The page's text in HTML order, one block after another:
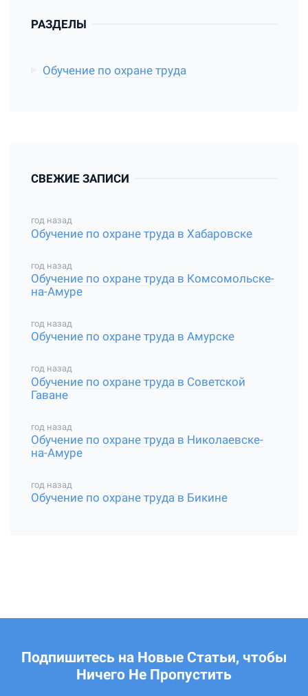
РАЗДЕЛЫ
Обучение по охране труда
СВЕЖИЕ ЗАПИСИ
год назад
Обучение по охране труда в Хабаровске
год назад
Обучение по охране труда в Комсомольске-
на-Амуре
год назад
Обучение по охране труда в Амурске
год назад
Обучение по охране труда в Советской
Гаване
год назад
Обучение по охране труда в Николаевске-
на-Амуре
год назад
Обучение по охране труда в Бикине
Подпишитесь на Новые Статьи, чтобы
Ничего Не Пропустить